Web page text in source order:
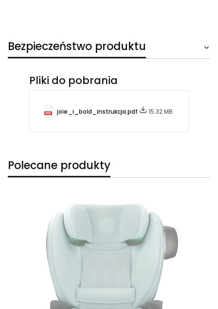
Bezpieczeństwo produktu
Pliki do pobrania
joie_i_bold_instrukcja.pdf 15.32 MB
Polecane produkty